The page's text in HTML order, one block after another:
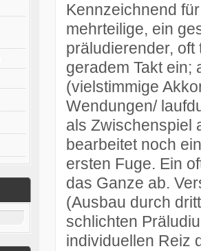
Kennzeichnend
mehrteilige, ein
präludierender,
geradem Takt ein;
(vielstimmige
Wendungen/
als Zwischenspiel
bearbeitet noch
ersten Fuge. Ein
das Ganze ab.
(Ausbau durch
schlichten
individuellen Reiz